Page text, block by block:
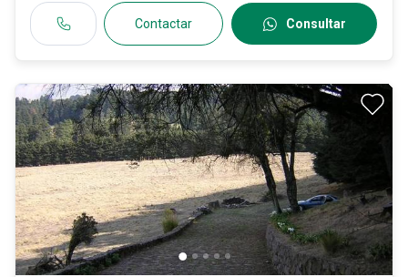
Contactar Consultar